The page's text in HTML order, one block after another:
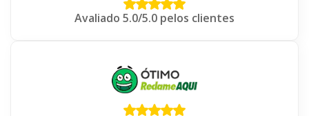
Avaliado 5.0/5.0 pelos clientes